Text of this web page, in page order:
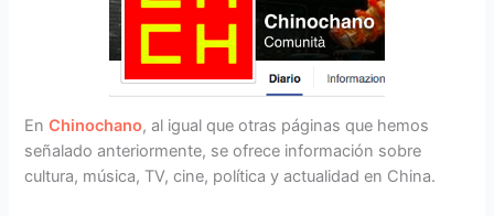
EnChinochano, al igual que otras páginas que hemos
señalado anteriormente, se ofrece información sobre
cultura, música, TV, cine, política y actualidad en China.